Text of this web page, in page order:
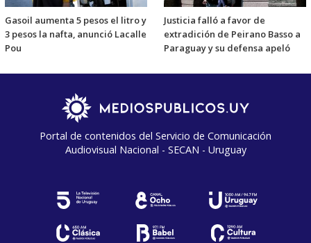
Gasoil aumenta 5 pesos el litro y
3 pesos la nafta, anunció Lacalle
Pou
Justicia falló a favor de
extradición de Peirano Basso a
Paraguay y su defensa apeló
Portal de contenidos del Servicio de Comunicación
Audiovisual Nacional - SECAN - Uruguay